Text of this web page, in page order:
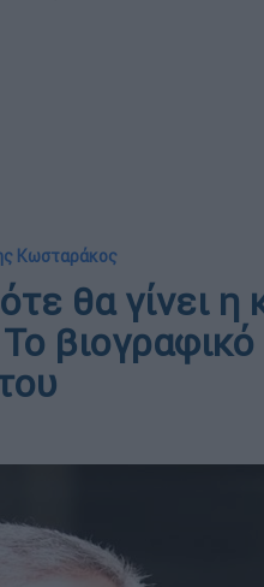
Κωσταράκος
θα γίνει η
βιογραφικό